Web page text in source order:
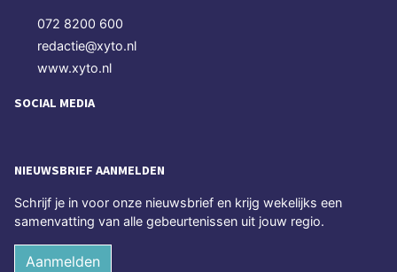
072 8200 600
redactie@xyto.nl
www.xyto.nl
SOCIAL MEDIA
NIEUWSBRIEF AANMELDEN
Schrijf je in voor onze nieuwsbrief en krijg wekelijks een
samenvatting van alle gebeurtenissen uit jouw regio.
Aanmelden